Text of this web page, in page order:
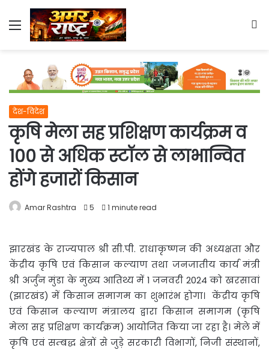
Menu
देश-विदेश
कृषि मेला सह प्रशिक्षण कार्यक्रम व
100 से अधिक स्टॉल से लाभान्वित
होंगे हजारों किसान
Amar Rashtra 5 1 minute read
झारखंड के राज्यपाल श्री सी.पी. राधाकृष्णन की अध्यक्षता और
केंद्रीय कृषि एवं किसान कल्याण तथा जनजातीय कार्य मंत्री
श्री अर्जुन मुंडा के मुख्य आतिथ्य में 1 जनवरी 2024 को खरसावां
(झारखंड) में किसान समागम का शुभारंभ होगा। केंद्रीय कृषि
एवं किसान कल्याण मंत्रालय द्वारा किसान समागम (कृषि
मेला सह प्रशिक्षण कार्यक्रम) आयोजित किया जा रहा है। मेले में
कृषि एवं सम्बद्ध क्षेत्रों से जुड़े सरकारी विभागों, निजी संस्थानों,